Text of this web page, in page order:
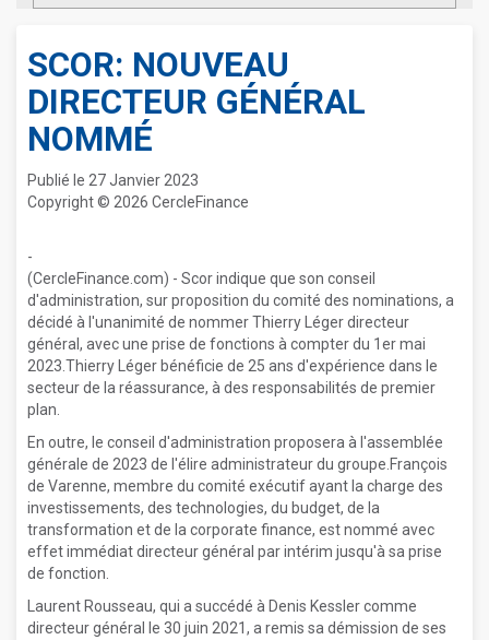
SCOR: NOUVEAU
DIRECTEUR GÉNÉRAL
NOMMÉ
Publié le 27 Janvier 2023
Copyright © 2026 CercleFinance
-
(CercleFinance.com) - Scor indique que son conseil
d'administration, sur proposition du comité des nominations, a
décidé à l'unanimité de nommer Thierry Léger directeur
général, avec une prise de fonctions à compter du 1er mai
2023.Thierry Léger bénéficie de 25 ans d'expérience dans le
secteur de la réassurance, à des responsabilités de premier
plan.
En outre, le conseil d'administration proposera à l'assemblée
générale de 2023 de l'élire administrateur du groupe.François
de Varenne, membre du comité exécutif ayant la charge des
investissements, des technologies, du budget, de la
transformation et de la corporate finance, est nommé avec
effet immédiat directeur général par intérim jusqu'à sa prise
de fonction.
Laurent Rousseau, qui a succédé à Denis Kessler comme
directeur général le 30 juin 2021, a remis sa démission de ses